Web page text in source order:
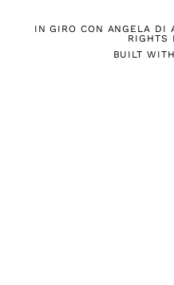
IN GIRO CON ANGELA DI
RIGHTS
BUILT